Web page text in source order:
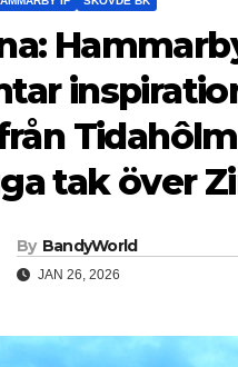
tak över
By BandyWorld
JAN 26, 2026